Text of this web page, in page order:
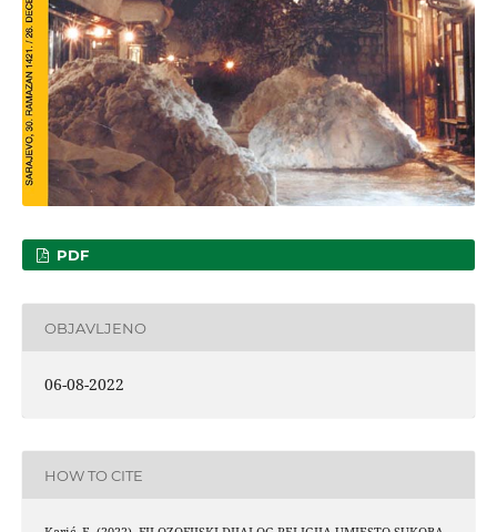
PDF
OBJAVLJENO
06-08-2022
HOW TO CITE